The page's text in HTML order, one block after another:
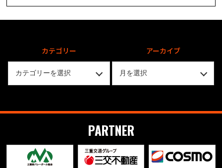
カテゴリー アーカイブ
PARTNER